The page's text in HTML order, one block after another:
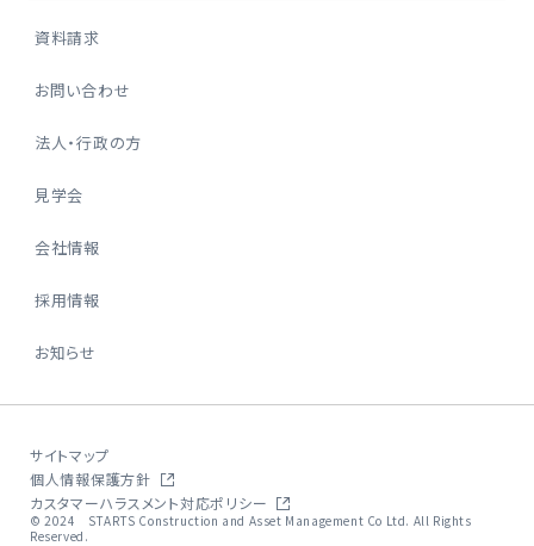
資料請求
お問い合わせ
法人・行政の方
見学会
会社情報
採用情報
お知らせ
サイトマップ
個人情報保護方針
カスタマーハラスメント対応ポリシー
© 2024 STARTS Construction and Asset Management Co Ltd. All Rights
Reserved.